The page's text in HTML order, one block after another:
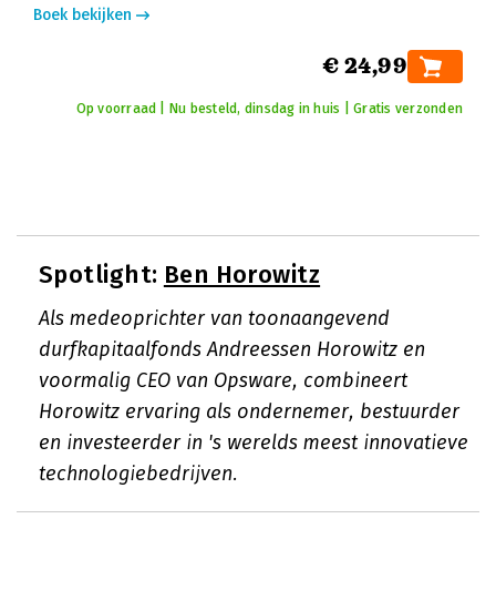
Boek bekijken
€ 24,99
Op voorraad | Nu besteld, dinsdag in huis | Gratis verzonden
Spotlight: Ben Horowitz
Als medeoprichter van toonaangevend
durfkapitaalfonds Andreessen Horowitz en
voormalig CEO van Opsware, combineert
Horowitz ervaring als ondernemer, bestuurder
en investeerder in 's werelds meest innovatieve
technologiebedrijven.